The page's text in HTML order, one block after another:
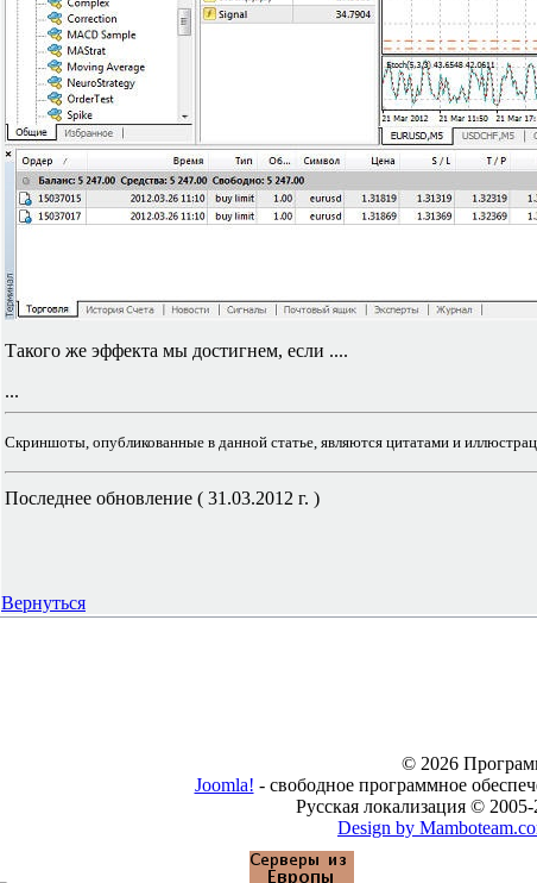
Такого же эффекта мы достигнем, если ....
...
Скриншоты, опубликованные в данной статье, являются цитатами и
Последнее обновление ( 31.03.2012 г. )
Вернуться
© 2026
Joomla! - свободное программное
Русская локализация ©
Design by